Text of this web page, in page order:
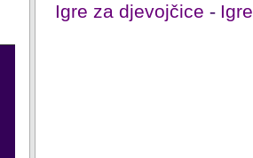
Igre za djevojčice -